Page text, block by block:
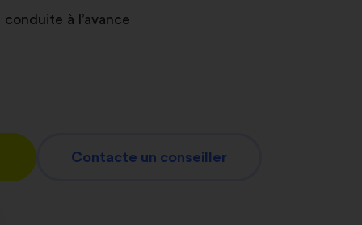
à l’avance
Contacte un conseiller